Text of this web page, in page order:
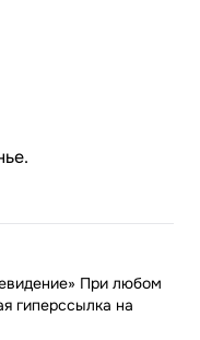
При любом
гиперссылка на